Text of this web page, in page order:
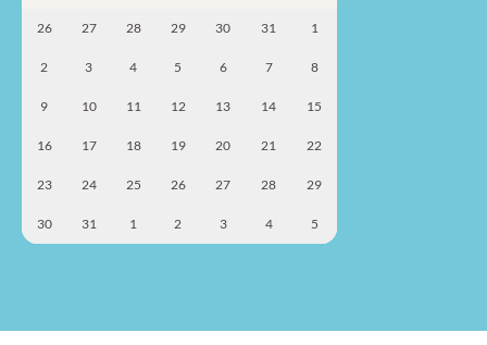
26 27 28 29 30 31 1
2 3 4 5 6 7 8
9 10 11 12 13 14 15
16 17 18 19 20 21 22
23 24 25 26 27 28 29
30 31 1 2 3 4 5